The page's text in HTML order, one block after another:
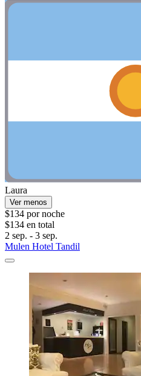
Laura
Ver menos
$134 por noche
$134 en total
2 sep. - 3 sep.
Mulen Hotel Tandil